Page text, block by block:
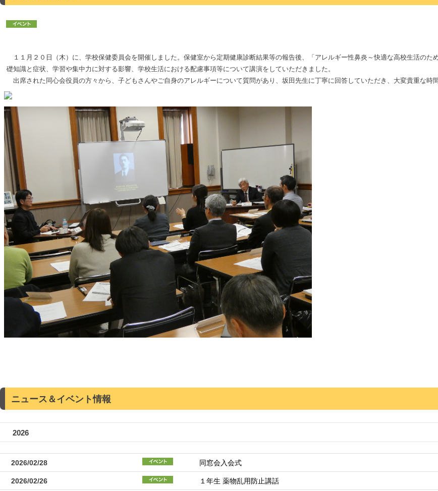
１１月２０日（木）に、学校保健委員会を開催しました。保健室から定期健康診断結果等の報告後、「アレルギー性鼻炎～快適な高校生活の
礎知識と症状、学習や集中力に対する影響、学校生活における配慮事項等について講演をしていただきました。
出席された同心会役員の方々から、子どもさんやご自身のアレルギーについて質問があり、坂田先生に丁寧に回答していただき、大変貴重な時間
ニュース＆イベント情報
2026
2026/02/28 同窓会入会式
2026/02/26 １年生 薬物乱用防止講話